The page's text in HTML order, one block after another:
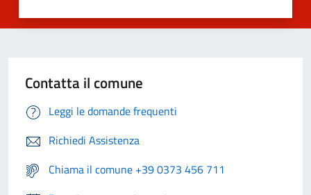
Contatta il comune
Leggi le domande frequenti
Richiedi Assistenza
Chiama il comune +39 0373 456 711